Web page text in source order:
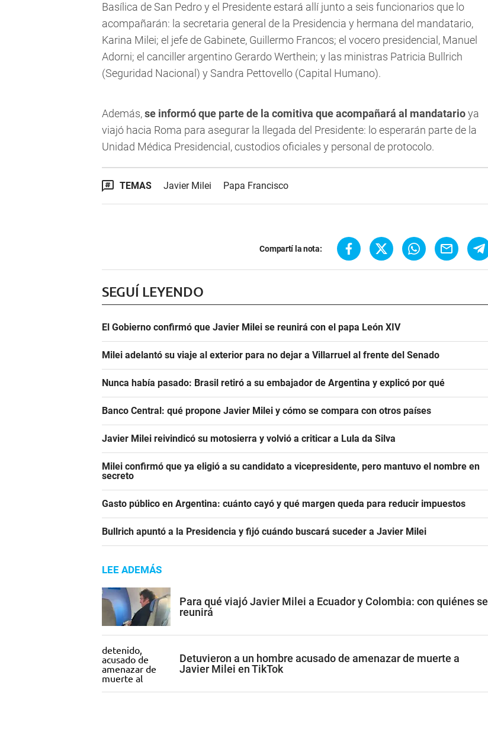
Basílica de San Pedro y el Presidente estará allí junto a seis funcionarios que lo
acompañarán: la secretaria general de la Presidencia y hermana del mandatario,
Karina Milei; el jefe de Gabinete, Guillermo Francos; el vocero presidencial, Manuel
Adorni; el canciller argentino Gerardo Werthein; y las ministras Patricia Bullrich
(Seguridad Nacional) y Sandra Pettovello (Capital Humano).
Además,se informó que parte de la comitiva que acompañará al mandatarioya
viajó hacia Roma para asegurar la llegada del Presidente: lo esperarán parte de la
Unidad Médica Presidencial, custodios oficiales y personal de protocolo.
TEMAS Javier Milei Papa Francisco
Compartí la nota:
SEGUÍ LEYENDO
El Gobierno confirmó que Javier Milei se reunirá con el papa León XIV
Milei adelantó su viaje al exterior para no dejar a Villarruel al frente del Senado
Nunca había pasado: Brasil retiró a su embajador de Argentina y explicó por qué
Banco Central: qué propone Javier Milei y cómo se compara con otros países
Javier Milei reivindicó su motosierra y volvió a criticar a Lula da Silva
Milei confirmó que ya eligió a su candidato a vicepresidente, pero mantuvo el nombre en
secreto
Gasto público en Argentina: cuánto cayó y qué margen queda para reducir impuestos
Bullrich apuntó a la Presidencia y fijó cuándo buscará suceder a Javier Milei
LEE ADEMÁS
Para qué viajó Javier Milei a Ecuador y Colombia: con quiénes se
reunirá
Detuvieron a un hombre acusado de amenazar de muerte a
Javier Milei en TikTok